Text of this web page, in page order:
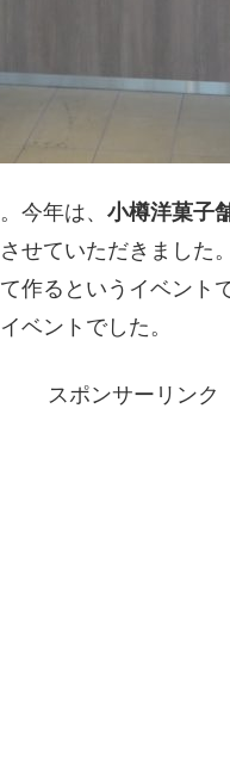
今年は、 小樽洋菓子
せていただきました
作るというイベン
ベントでした。
スポンサーリンク